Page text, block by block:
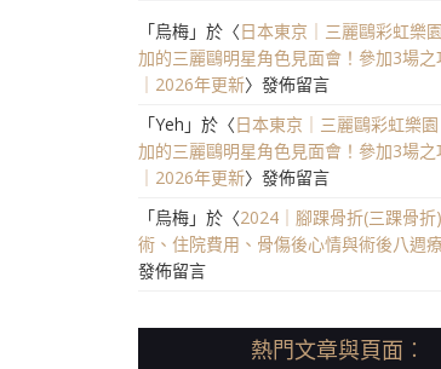
「烏梅」於〈日本東京｜三麗鷗彩虹樂
加的三麗鷗明星角色見面會！參加3場
｜2026年更新〉發佈留言
「Yeh 」於〈日本東京｜三麗鷗彩虹樂
加的三麗鷗明星角色見面會！參加3場
｜2026年更新〉發佈留言
「烏梅」於〈2024｜腳踝骨折(三踝骨
術、住院費用、骨傷後心情與術後八週
發佈留言
熱門文章與頁面︰